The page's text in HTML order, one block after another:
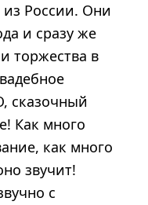
из России. Они
и сразу же
торжества в
сказочный
Как много
как много
звучит!
с